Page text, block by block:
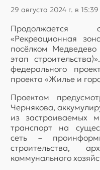
29 августа 2024 г. в 15:39
Продолжается
«Рекреационная
посёлком
этап
федерального
проекта «Жилье и
Проектом
Чернякова,
из застраиваемых
транспорт на
сеть –
строительства,
коммунального